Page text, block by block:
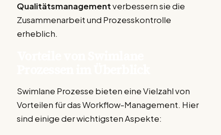
Qualitätsmanagementverbessern sie die
Zusammenarbeit und Prozesskontrolle
erheblich.
Swimlane Prozesse bieten eine Vielzahl von
Vorteilen für das Workflow-Management. Hier
sind einige der wichtigsten Aspekte: